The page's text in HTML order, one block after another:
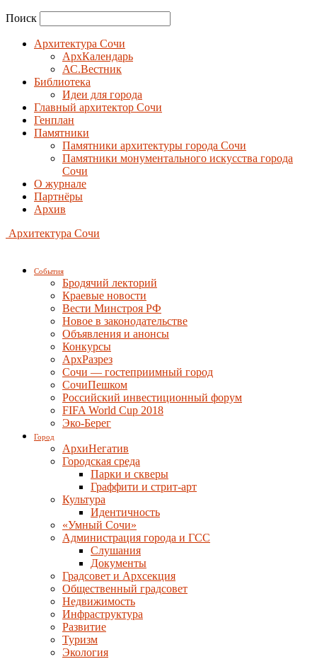
Поиск
Архитектура Сочи
АрхКалендарь
АС.Вестник
Библиотека
Идеи для города
Главный архитектор Сочи
Генплан
Памятники
Памятники архитектуры города Сочи
Памятники монументального искусства города
Сочи
О журнале
Партнёры
Архив
Архитектура Сочи
События
Бродячий лекторий
Краевые новости
Вести Минстроя РФ
Новое в законодательстве
Объявления и анонсы
Конкурсы
АрхРазрез
Сочи — гостеприимный город
СочиПешком
Российский инвестиционный форум
FIFA World Cup 2018
Эко-Берег
Город
АрхиНегатив
Городская среда
Парки и скверы
Граффити и стрит-арт
Культура
Идентичность
«Умный Сочи»
Администрация города и ГСС
Слушания
Документы
Градсовет и Архсекция
Общественный градсовет
Недвижимость
Инфраструктура
Развитие
Туризм
Экология